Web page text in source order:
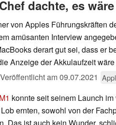
dachte, es
von Apples Führungskräften
amüsanten Interview
derart gut sei, dass er
Anzeige der Akkulaufzeit wäre
Veröffentlicht am09.07.2021
konnte seit seinem Launch
ernten, sowohl von der